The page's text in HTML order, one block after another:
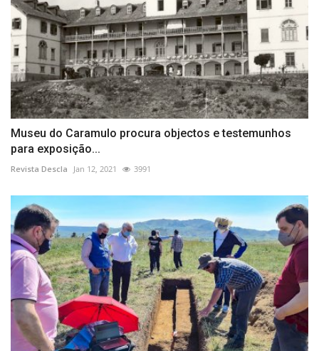
Museu do Caramulo procura objectos e testemunhos
para exposição...
Revista Descla Jan 12, 2021 3991